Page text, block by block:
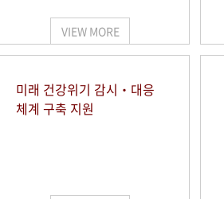
VIEW MORE
미래 건강위기 감시‧대응
체계 구축 지원